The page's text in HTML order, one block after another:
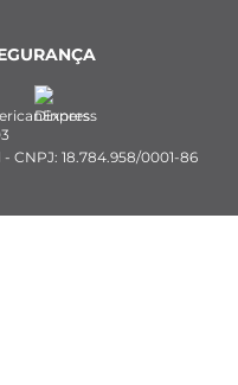
CNPJ: 18.784.958/0001-86